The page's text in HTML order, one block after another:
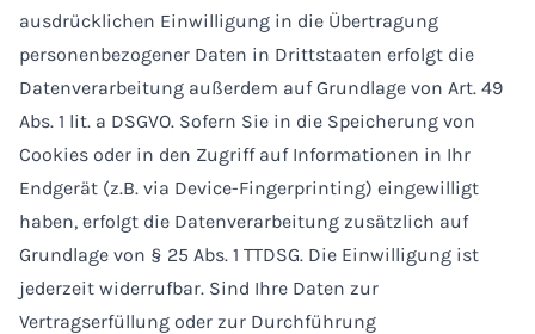
ausdrücklichen Einwilligung in die Übertragung
personenbezogener Daten in Drittstaaten erfolgt die
Datenverarbeitung außerdem auf Grundlage von Art. 49
Abs. 1 lit. a DSGVO. Sofern Sie in die Speicherung von
Cookies oder in den Zugriff auf Informationen in Ihr
Endgerät (z.B. via Device-Fingerprinting) eingewilligt
haben, erfolgt die Datenverarbeitung zusätzlich auf
Grundlage von § 25 Abs. 1 TTDSG. Die Einwilligung ist
jederzeit widerrufbar. Sind Ihre Daten zur
Vertragserfüllung oder zur Durchführung